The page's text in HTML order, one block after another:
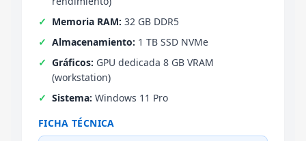
Memoria RAM: 32 GB DDR5
Almacenamiento: 1 TB SSD NVMe
Gráficos: GPU dedicada 8 GB VRAM
(workstation)
Sistema: Windows 11 Pro
FICHA TÉCNICA